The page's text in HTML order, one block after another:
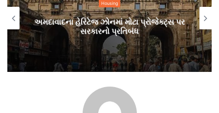
આ નિર્ણય મુજબ, વારસાગત એન્ટ્રીઓ હેઠળ નોંધાયેલા સંયુક્ત
હકદાર પૈકી એક અથવા વધુ વારસદારો અન્ય વારસદારોના હિતમાં
પોતાના હકો છોડે (એક અથવા અનેક તબક્કામાં), તો દરેક
ડ્યૂટી વસુલ કરવામાં આવશે (લિનિયલ વારસદારો માટે, અથવા જ્યાં
લિનિયલ વારસદાર જીવિત ન હોય ત્યાં કોલેટરલ વારસદારો માટે).
Housing
અમદાવાદના હેરિટેજ ઝોનમાં મોટા પ્રોજેક્ટ્સ પર
સરકારનો પ્રતિબંધ